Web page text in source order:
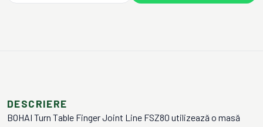
DESCRIERE
BOHAI Turn Table Finger Joint Line FSZ80 utilizează o masă